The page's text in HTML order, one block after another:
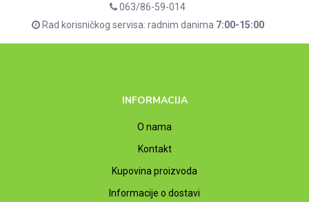
063/86-59-014
Rad korisničkog servisa: radnim danima 7:00-15:00
INFORMACIJA
O nama
Kontakt
Kupovina proizvoda
Informacije o dostavi